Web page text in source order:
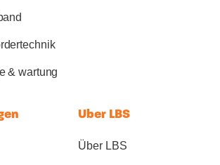
& wartung
Uber LBS
Über LBS